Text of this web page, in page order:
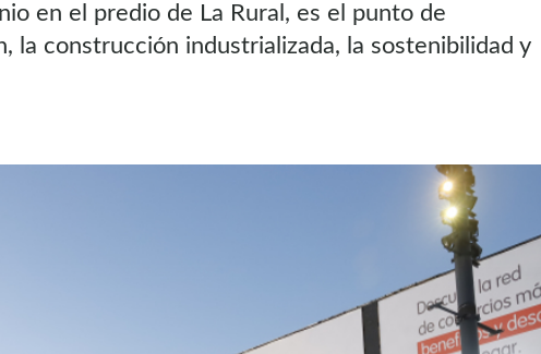
en el predio de La Rural, es el punto de
la construcción industrializada, la sostenibilidad y